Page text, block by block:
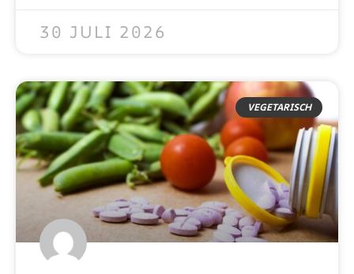
30 JULI 2026
VEGETARISCH